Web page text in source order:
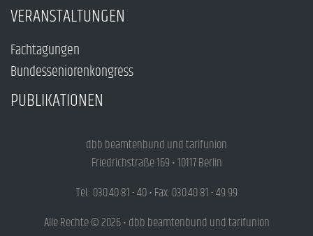
VERANSTALTUNGEN
Fachtagungen
Bundesseniorenkongress
PUBLIKATIONEN
dbb beamtenbund und tarifunion
Friedrichstraße 169 • 10117 Berlin
Tel.: 030.40 81 - 40 • Fax: 030.40 81 - 49 99
Alle Rechte © 2026 • dbb beamtenbund und tarifunion